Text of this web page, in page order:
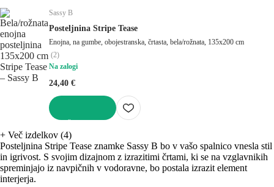
Sassy B
Posteljnina Stripe Tease
Enojna, na gumbe, obojestranska, črtasta, bela/rožnata, 135x200 cm
(2)
Na zalogi
24,40 €
+ Več izdelkov (4)
Posteljnina Stripe Tease znamke Sassy B bo v vašo spalnico vnesla stil
in igrivost. S svojim dizajnom z izrazitimi črtami, ki se na vzglavnikih
spreminjajo iz navpičnih v vodoravne, bo postala izrazit element
interjerja.